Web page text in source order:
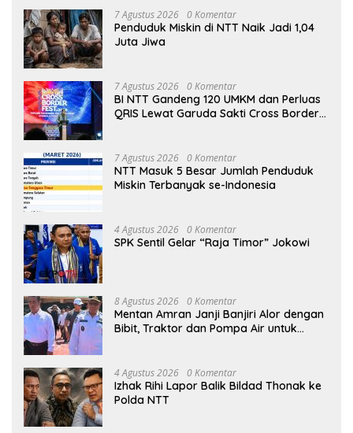
7 Agustus 2026 0 Komentar
Penduduk Miskin di NTT Naik Jadi 1,04
Juta Jiwa
7 Agustus 2026 0 Komentar
BI NTT Gandeng 120 UMKM dan Perluas
QRIS Lewat Garuda Sakti Cross Border
7 Agustus 2026 0 Komentar
NTT Masuk 5 Besar Jumlah Penduduk
Miskin Terbanyak se-Indonesia
4 Agustus 2026 0 Komentar
SPK Sentil Gelar “Raja Timor” Jokowi
8 Agustus 2026 0 Komentar
Mentan Amran Janji Banjiri Alor dengan
Bibit, Traktor dan Pompa Air untuk
4 Agustus 2026 0 Komentar
Izhak Rihi Lapor Balik Bildad Thonak ke
Polda NTT